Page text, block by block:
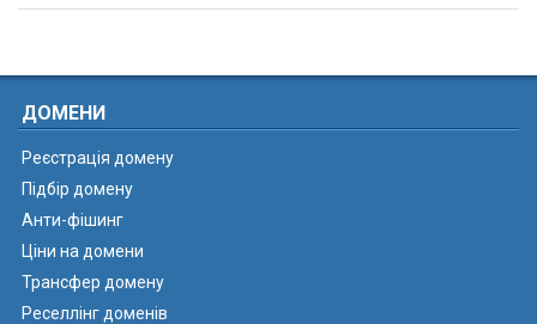
ДОМЕНИ
Реєстрація домену
Підбір домену
Анти-фішинг
Ціни на домени
Трансфер домену
Реселлінг доменів